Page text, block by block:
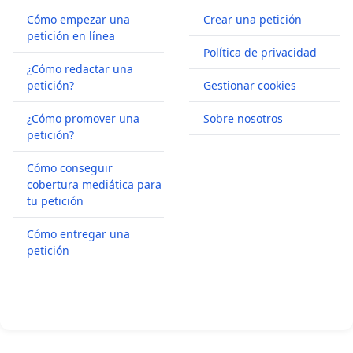
Cómo empezar una
petición en línea
¿Cómo redactar una
petición?
¿Cómo promover una
petición?
Cómo conseguir
cobertura mediática para
tu petición
Cómo entregar una
petición
Crear una petición
Política de privacidad
Gestionar cookies
Sobre nosotros